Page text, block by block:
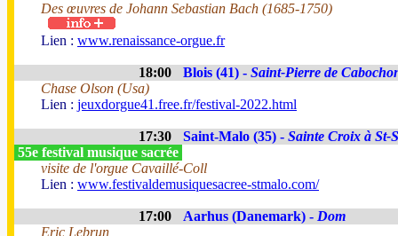
Des œuvres de Johann Sebastian Bach (1685-1750)
Lien : www.renaissance-orgue.fr
18:00 Blois (41) - Saint-Pierre de
Chase Olson (Usa)
Lien : jeuxdorgue41.free.fr/festival-2022.html
17:30 Saint-Malo (35) - Sainte Croix à St-
55e festival musique sacrée
visite de l'orgue Cavaillé-Coll
Lien : www.festivaldemusiquesacree-stmalo.com/
17:00 Aarhus (Danemark) - Dom
Eric Lebrun